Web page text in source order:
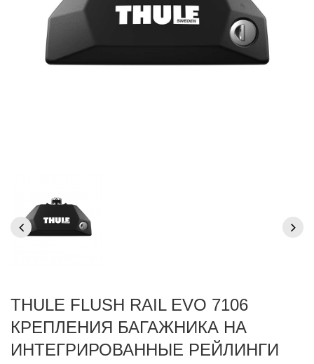
THULE FLUSH RAIL EVO 7106
КРЕПЛЕНИЯ БАГАЖНИКА НА
ИНТЕГРИРОВАННЫЕ РЕЙЛИНГИ